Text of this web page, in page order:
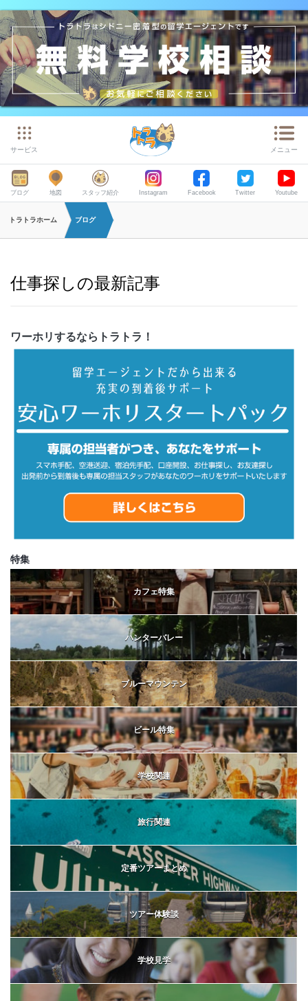
サービス メニュー
ブログ 地図 スタッフ紹介 Instagram Facebook Twitter Youtube
トラトラホーム ブログ
仕事探しの最新記事
ワーホリするならトラトラ！
特集
カフェ特集
ハンターバレー
ブルーマウンテン
ビール特集
学校関連
旅行関連
定番ツアーまとめ
ツアー体験談
学校見学